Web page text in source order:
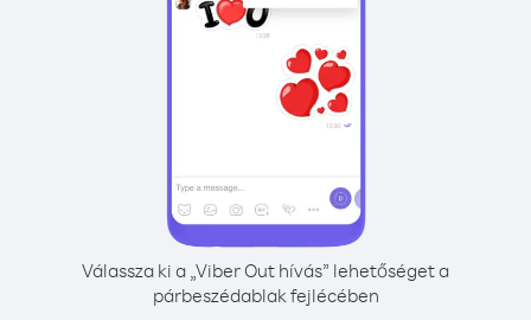
Válassza ki a „Viber Out hívás” lehetőséget a
párbeszédablak fejlécében